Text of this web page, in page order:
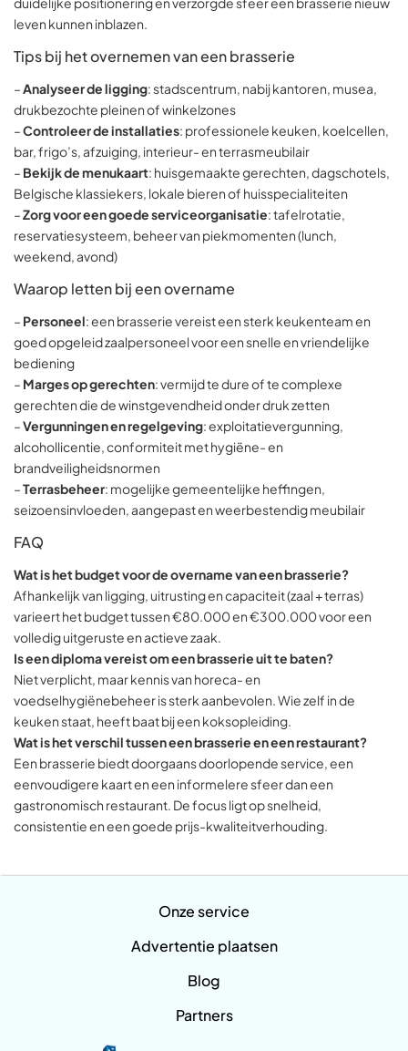
leven kunnen inblazen.
Tips bij het overnemen van een brasserie
–Analyseer de ligging: stadscentrum, nabij kantoren, musea,
drukbezochte pleinen of winkelzones
–Controleer de installaties: professionele keuken, koelcellen,
bar, frigo’s, afzuiging, interieur- en terrasmeubilair
– Bekijk de menukaart: huisgemaakte gerechten, dagschotels,
Belgische klassiekers, lokale bieren of huisspecialiteiten
–Zorg voor een goede serviceorganisatie: tafelrotatie,
reservatiesysteem, beheer van piekmomenten (lunch,
weekend, avond)
Waarop letten bij een overname
– Personeel: een brasserie vereist een sterk keukenteam en
goed opgeleid zaalpersoneel voor een snelle en vriendelijke
bediening
– Marges op gerechten: vermijd te dure of te complexe
gerechten die de winstgevendheid onder druk zetten
–Vergunningen en regelgeving: exploitatievergunning,
alcohollicentie, conformiteit met hygiëne- en
brandveiligheidsnormen
–Terrasbeheer: mogelijke gemeentelijke heffingen,
seizoensinvloeden, aangepast en weerbestendig meubilair
FAQ
Wat is het budget voor de overname van een brasserie?
Afhankelijk van ligging, uitrusting en capaciteit (zaal + terras)
varieert het budget tussen €80.000 en €300.000 voor een
volledig uitgeruste en actieve zaak.
Is een diploma vereist om een brasserie uit te baten?
Niet verplicht, maar kennis van horeca- en
voedselhygiënebeheer is sterk aanbevolen. Wie zelf in de
keuken staat, heeft baat bij een koksopleiding.
Wat is het verschil tussen een brasserie en een restaurant?
Een brasserie biedt doorgaans doorlopende service, een
eenvoudigere kaart en een informelere sfeer dan een
gastronomisch restaurant. De focus ligt op snelheid,
consistentie en een goede prijs-kwaliteitverhouding.
Onze service
Advertentie plaatsen
Blog
Partners